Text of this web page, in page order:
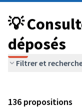
💡
déposés
Filtrer et
136 propositions